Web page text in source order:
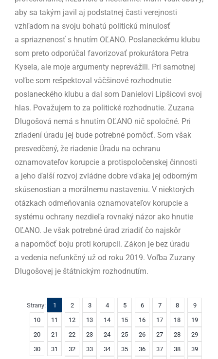
aby sa takým javil aj podstatnej časti verejnosti
vzhľadom na svoju bohatú politickú minulosť
a spriaznenosť s hnutím OĽANO. Poslaneckému klubu
som preto odporúčal favorizovať prokurátora Petra
Kysela, ale moje argumenty neprevážili. Pri samotnej
voľbe som rešpektoval väčšinové rozhodnutie
poslaneckého klubu a dal som Danielovi Lipšicovi svoj
hlas. Považujem to za politické rozhodnutie. Zuzana
Dlugošová nemá s hnutím OĽANO nič spoločné. Pri
zriadení úradu jej bude potrebné pomôcť. Som však
presvedčený, že riadenie Úradu na ochranu
oznamovateľov korupcie a protispoločenskej činnosti
a jeho ďalší rozvoj zvládne dobre vďaka jej odborným
skúsenostian a morálnemu nastaveniu. V niektorých
otázkach odmeňovania oznamovateľov korupcie a
systému ochrany nezdieľa rovnaký názor ako hnutie
OĽANO. Je však potrebné úrad zriadiť čo najskôr
a napomôcť boju proti korupcii. Zákon je bez úradu
a vedenia nefunkčný už od roku 2019. Voľba Zuzany
Dlugošovej je štátnickým rozhodnutím.
Strany: 1 2 3 4 5 6 7 8
9
10
11 12 13 14 15 16 17 18
19
20
21 22 23 24 25 26 27 28
29
30
31 32 33 34 35 36 37 38
39